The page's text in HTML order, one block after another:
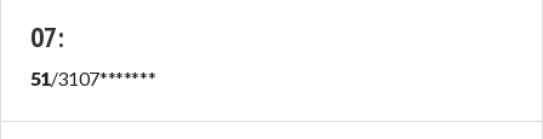
07:
51/3107*******